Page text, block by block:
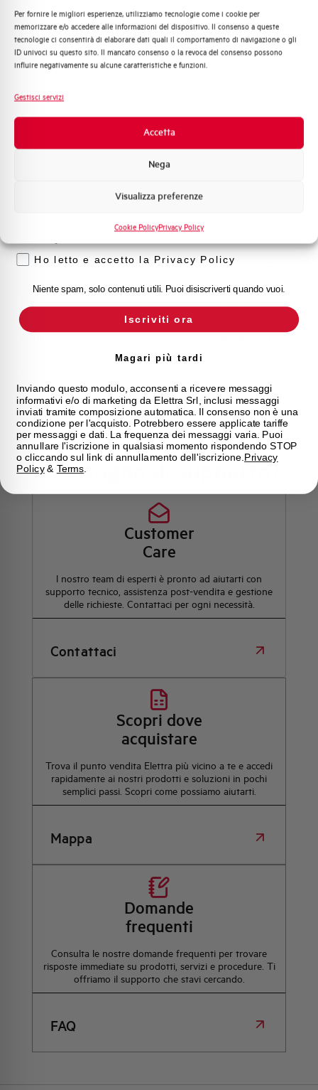
Per fornire le migliori esperienze, utilizziamo tecnologie come i cookie per
memorizzare e/o accedere alle informazioni del dispositivo. Il consenso a queste
tecnologie ci consentirà di elaborare dati quali il comportamento di navigazione o gli
ID univoci su questo sito. Il mancato consenso o la revoca del consenso possono
influire negativamente su alcune caratteristiche e funzioni.
Gestisci servizi
Accetta
Nega
Visualizza preferenze
Cookie PolicyPrivacy Policy
Capacità dei terminali 1…35 mm²
Adatto al sezionamento
Temperatura di impiego -25/+55 °C
Temperatura di riferimento (°C)
Classe di limitazione
Hai bisogno di supporto?
Customer
Care
l nostro team di esperti è pronto ad aiutarti con
supporto tecnico, assistenza post-vendita e gestione
delle richieste. Contattaci per ogni necessità.
Contattaci
Scopri dove
acquistare
Trova il punto vendita Elettra più vicino a te e accedi
rapidamente ai nostri prodotti e soluzioni in pochi
semplici passi. Scopri come possiamo aiutarti.
Mappa
Domande
frequenti
Consulta le nostre domande frequenti per trovare
risposte immediate su prodotti, servizi e procedure. Ti
offriamo il supporto che stavi cercando.
FAQ
Quali argomenti ti interessano di più?
Distribuzione di Energia
Automazione Industriale
Sistema Quadri
Promozioni e offerte
Formazione tecnica
Voglio ricevere aggiornamenti, novità di
Ho letto e accetto la Privacy Policy
Niente spam, solo contenuti utili. Puoi disiscriverti quando vuoi.
Iscriviti ora
Magari più tardi
Inviando questo modulo, acconsenti a ricevere messaggi
informativi e/o di marketing da Elettra Srl, inclusi messaggi
inviati tramite composizione automatica. Il consenso non è una
condizione per l'acquisto. Potrebbero essere applicate tariffe
per messaggi e dati. La frequenza dei messaggi varia. Puoi
annullare l'iscrizione in qualsiasi momento rispondendo STOP
o cliccando sul link di annullamento dell'iscrizione. Privacy
Policy& Terms